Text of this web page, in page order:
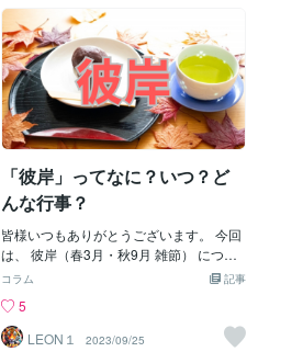
ています💫宇宙のすべての生命が 素敵な
未来に なりますように💐🌏🙏 そして 誰
もがそのままの 【魂の個性】を 認められ
る社会で ありますように🌷💎😇🙏
ヤする」……そんな方は、新しいサイク
ルに入るための準備運動が始まっている
サインかもしれません。ちゃんと流れに
乗ってるサインでもあります。私もここ1
ヶ月停滞やモヤモヤを感じていたのでプ
チ断食しておりました。今は「手放し」
のラストスパート新しいものを入れるに
は、まずスペースを空ける必要がありま
す。春分までのこの時期は、徹底的な
「デトックス」がおすすめです。使わな
くなったモノを捨てる（物理的な断捨
離）「こうあるべき」という古い思い込
みを手放す不要なノイズ（SNSや人間関
係）から距離を置くこれだけで、入って
す。結果を出すための「種まき」宇宙元
旦を過ぎたら、次は「意図」することで
す。ただ奇跡を待つのではなく、「自分
「彼岸」ってなに？いつ？ど
んな行事？
皆様いつもありがとうございます。 今回
は、 彼岸（春3月・秋9月 雑節） につい
てです。 1.「彼岸」とは？ 「彼岸（ひが
「お彼岸」 とも呼ばれる。 仏教に由来す
る行事とされ、 3月の「春の彼岸」と 9
月の「秋の彼岸」がある。 彼岸は、 二十
記事
コラム
5
LEON１
2023/09/25